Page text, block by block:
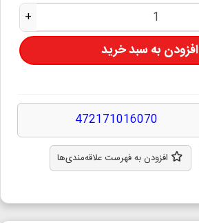
+
افزودن به سبد خرید
472171016070
افزودن به فهرست علاقه‌مندی‌ها